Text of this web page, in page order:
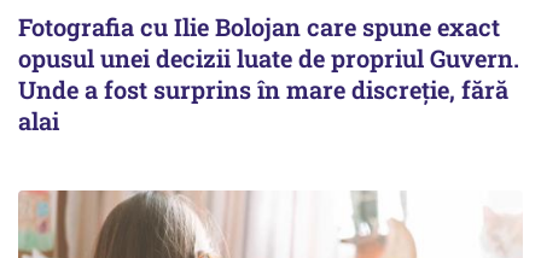
Fotografia cu Ilie Bolojan care spune exact
opusul unei decizii luate de propriul Guvern.
Unde a fost surprins în mare discreție, fără
alai